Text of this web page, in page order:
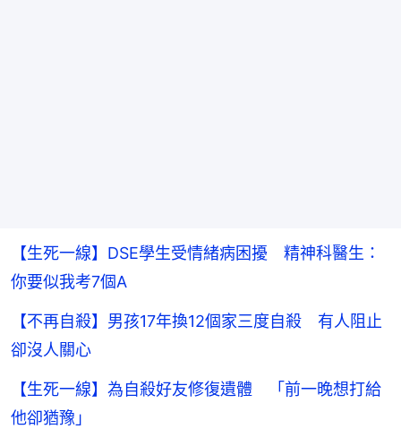
【生死一線】DSE學生受情緒病困擾 精神科醫生：
你要似我考7個A
【不再自殺】男孩17年換12個家三度自殺 有人阻止
卻沒人關心
【生死一線】為自殺好友修復遺體 「前一晚想打給
他卻猶豫」